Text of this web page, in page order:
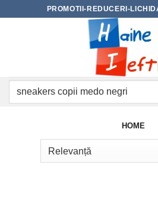
PROMOTII-REDUCERI-
HOME